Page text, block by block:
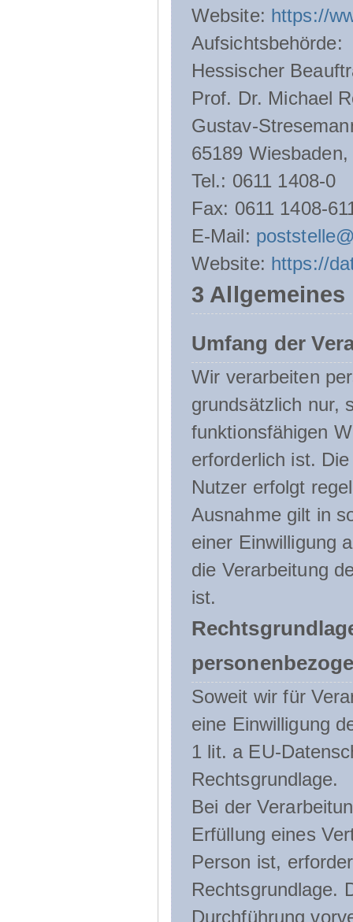
Website: https://
Aufsichtsbehörde:
Hessischer
Prof. Dr. Michael
Gustav-
65189
Tel.: 0611 1408-0
Fax: 0611 1408-
E-Mail:
Website: https://
3
Umfang der
Wir verarbeiten
grundsätzlich nur,
funktionsfähigen
erforderlich ist.
Nutzer erfolgt
Ausnahme gilt in
einer Einwilligung
die Verarbeitung
ist.
Soweit wir für
eine Einwilligung
1 lit. a EU-
Rechtsgrundlage.
Bei der
Erfüllung eines
Person ist,
Rechtsgrundlage.
Durchführung